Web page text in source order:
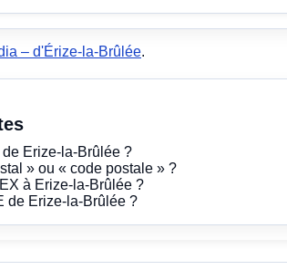
– d'Érize-la-Brûlée.
Erize-la-Brûlée ?
» ou « code postale » ?
à Erize-la-Brûlée ?
de Erize-la-Brûlée ?